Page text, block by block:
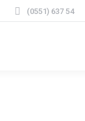
(0551) 637 54